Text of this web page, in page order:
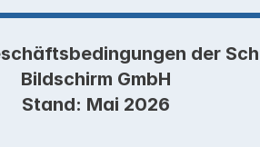
der
Bildschirm GmbH
Stand: Mai 2026